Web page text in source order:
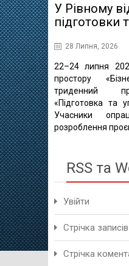
У Рівному
підготовки
28 Липня, 2026
22–24 липня
простору
триденний
«Підготовка та
Учасники
розроблення
RSS та
Увійти
Стрічка записів
Стрічка